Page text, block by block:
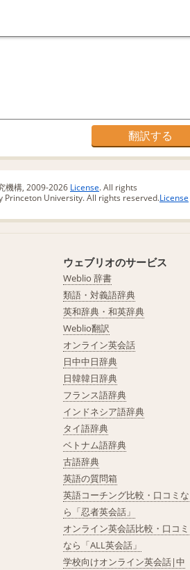
機構, 2009-2026 License. All rights
Princeton University. All rights reserved.License
ウェブリオのサービス
Weblio 辞書
類語・対義語辞典
英和辞典・和英辞典
Weblio翻訳
オンライン英会話
日中中日辞典
日韓韓日辞典
フランス語辞典
インドネシア語辞典
タイ語辞典
ベトナム語辞典
古語辞典
英語の質問箱
英語コーチング比較・口コミな
ら「忍者英会話」
オンライン英会話比較・口コミ
なら「ALL英会話」
学校向けオンライン英会話|中